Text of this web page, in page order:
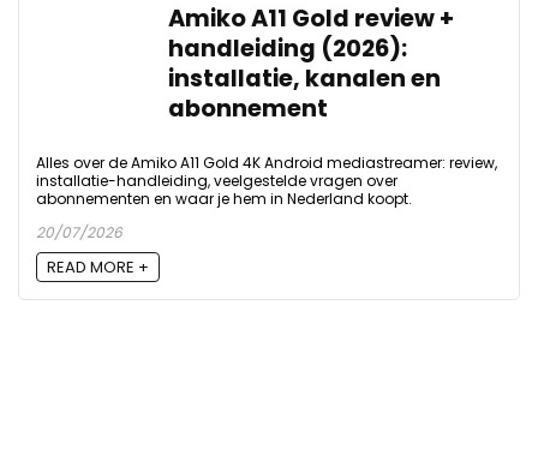
Amiko A11 Gold review +
handleiding (2026):
installatie, kanalen en
abonnement
Alles over de Amiko A11 Gold 4K Android mediastreamer: review,
installatie-handleiding, veelgestelde vragen over
abonnementen en waar je hem in Nederland koopt.
20/07/2026
READ MORE +